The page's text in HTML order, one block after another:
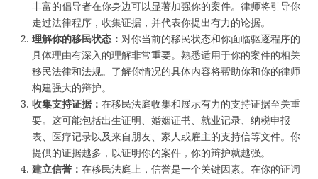
丰富的倡导者在你身边可以显著加强你的案件。律师将引导你
走过法律程序，收集证据，并代表你提出有力的论据。
理解你的移民状态： 对你当前的移民状态和你面临驱逐程序的
具体理由有深入的理解非常重要。熟悉适用于你的案件的相关
移民法律和法规。了解你情况的具体内容将帮助你和你的律师
构建强大的辩护。
收集支持证据： 在移民法庭收集和展示有力的支持证据至关重
要。这可能包括出生证明、婚姻证书、就业记录、纳税申报
表、医疗记录以及来自朋友、家人或雇主的支持信等文件。你
提供的证据越多，以证明你的案件，你的辩护就越强。
建立信誉： 在移民法庭上，信誉是一个关键因素。在你的证词